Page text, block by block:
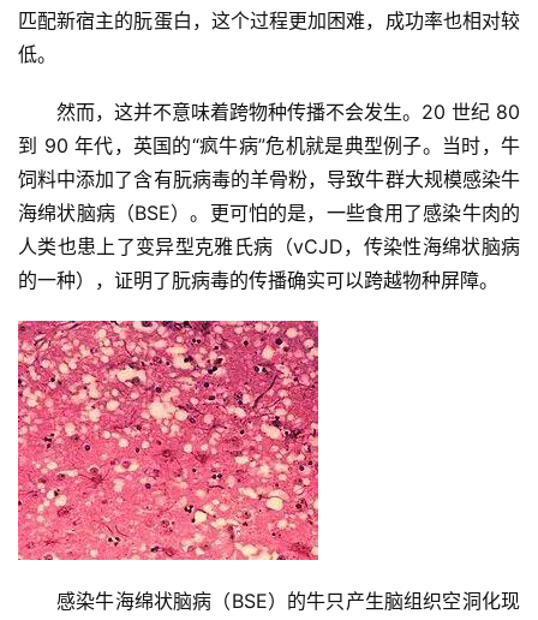
匹配新宿主的朊蛋白，这个过程更加困难，成功率也相对较
低。
然而，这并不意味着跨物种传播不会发生。20 世纪 80
到 90 年代，英国的“疯牛病”危机就是典型例子。当时，牛
饲料中添加了含有朊病毒的羊骨粉，导致牛群大规模感染牛
海绵状脑病（BSE）。更可怕的是，一些食用了感染牛肉的
人类也患上了变异型克雅氏病（vCJD，传染性海绵状脑病
的一种），证明了朊病毒的传播确实可以跨越物种屏障。
感染牛海绵状脑病（BSE）的牛只产生脑组织空洞化现